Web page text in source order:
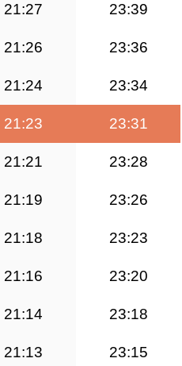
21:27 23:39
21:26 23:36
21:24 23:34
21:23 23:31
21:21 23:28
21:19 23:26
21:18 23:23
21:16 23:20
21:14 23:18
21:13 23:15